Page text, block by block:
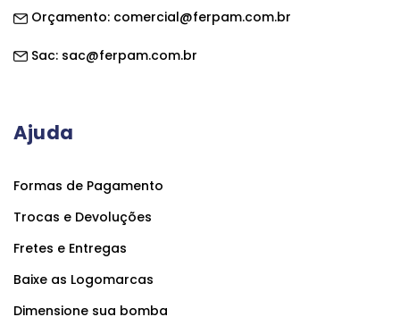
Orçamento: comercial@ferpam.com.br
Sac: sac@ferpam.com.br
Ajuda
Formas de Pagamento
Trocas e Devoluções
Fretes e Entregas
Baixe as Logomarcas
Dimensione sua bomba